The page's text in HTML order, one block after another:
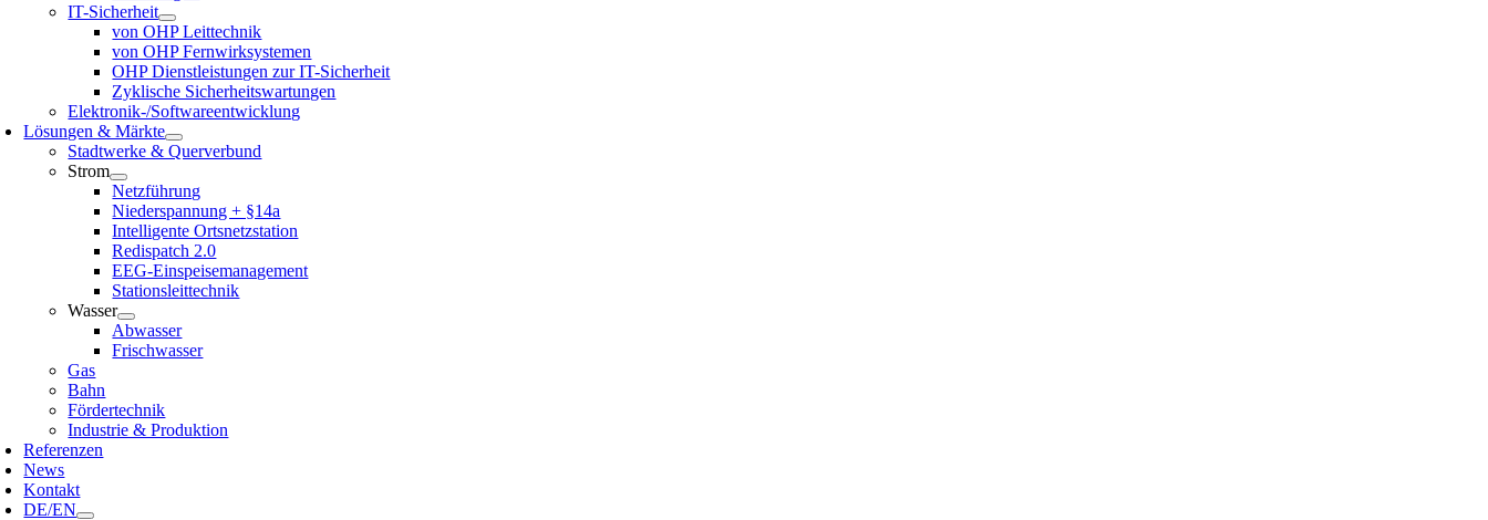
IT-Sicherheit
von OHP Leittechnik
von OHP Fernwirksystemen
OHP Dienstleistungen zur IT-Sicherheit
Zyklische Sicherheitswartungen
Elektronik-/Softwareentwicklung
Lösungen & Märkte
Stadtwerke & Querverbund
Strom
Netzführung
Niederspannung + §14a
Intelligente Ortsnetzstation
Redispatch 2.0
EEG-Einspeisemanagement
Stationsleittechnik
Wasser
Abwasser
Frischwasser
Gas
Bahn
Fördertechnik
Industrie & Produktion
Referenzen
News
Kontakt
DE/EN